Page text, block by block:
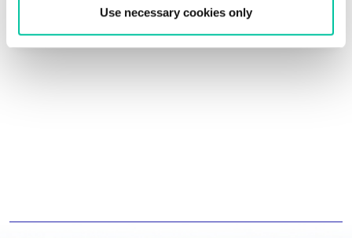
Use necessary cookies only
Sébastien Chicou